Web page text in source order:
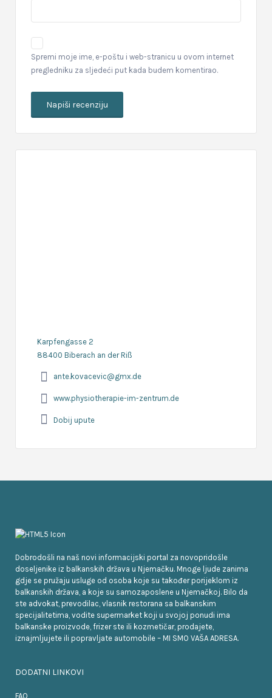
Spremi moje ime, e-poštu i web-stranicu u ovom internet
pregledniku za sljedeći put kada budem komentirao.
Karpfengasse 2
88400 Biberach an der Riß
ante.kovacevic@gmx.de
www.physiotherapie-im-zentrum.de
Dobij upute
Dobrodošli na naš novi informacijski portal za novopridošle
doseljenike iz balkanskih država u Njemačku. Mnoge ljude zanima
gdje se pružaju usluge od osoba koje su također porijeklom iz
balkanskih država, a koje su samozaposlene u Njemačkoj. Bilo da
ste advokat, prevodilac, vlasnik restorana sa balkanskim
specijalitetima, vodite supermarket koji u svojoj ponudi ima
balkanske proizvode, frizer ste ili kozmetičar, prodajete,
iznajmljujete ili popravljate automobile – MI SMO VAŠA ADRESA.
DODATNI LINKOVI
FAQ